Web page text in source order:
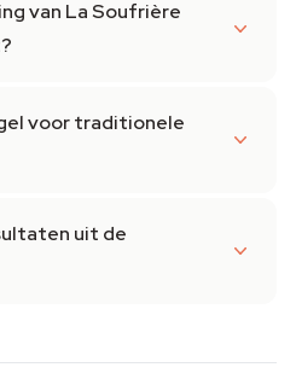
van La Soufrière
voor traditionele
uit de